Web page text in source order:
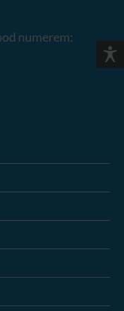
dalej
wyrzucić.
numerem: